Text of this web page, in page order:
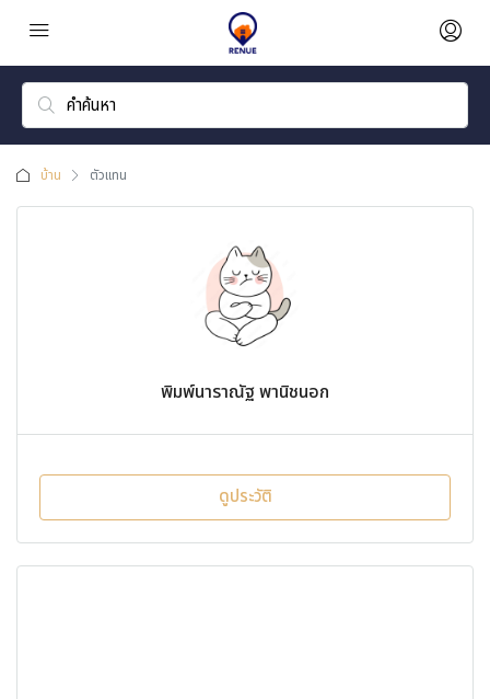
บ้าน ตัวแทน
พิมพ์นาราณัฐ พานิชนอก
ดูประวัติ